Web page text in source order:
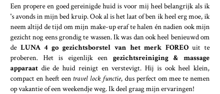
Een propere en goed gereinigde huid is voor mij heel belangrijk als ik
's avonds in mijn bed kruip. Ook al is het laat of ben ik heel erg moe, ik
neem altijd de tijd om mijn make-up eraf te halen én nadien ook mijn
gezicht nog eens grondig te wassen. Ik was dan ook heel benieuwd om
de LUNA 4 go gezichtsborstel van het merk FOREOuit te
proberen. Het is eigenlijk een gezichtsreiniging & massage
apparaat die de huid reinigt en verstevigt. Hij is ook heel klein,
compact en heeft een travel lock functie, dus perfect om mee te nemen
op vakantie of een weekendje weg. Ik deel graag mijn ervaringen!